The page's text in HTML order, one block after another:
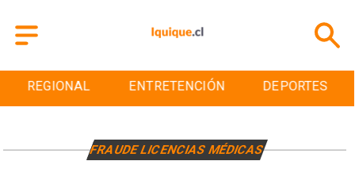
REGIONAL ENTRETENCIÓN DEPORTES
FRAUDE LICENCIAS MÉDICAS